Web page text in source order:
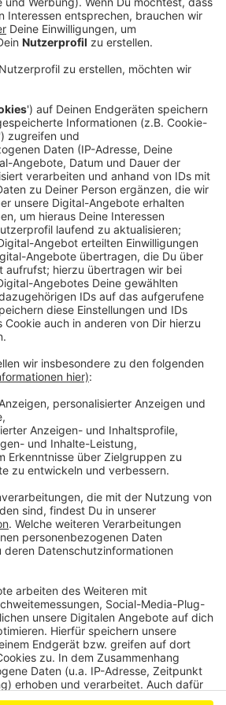
drücken können.
24.01.2024 10:52
sich dann ein Mitarbeiter der
dem Senior und vermittelt die
können Familienmitglieder
aber auch direkt der
für den Hausnotruf ist
Alle Infos zum Angebot der
hier.
aus Leverkusen
Leverkusen-Wiesdorf?
in Leverkusen
wegen Bahnstreik in Leverkusen